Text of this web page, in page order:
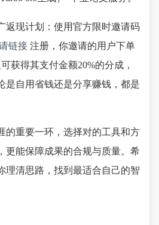
返现计划：使用官方限时邀请码
链接 注册，你邀请的用户下单
获得其支付金额20%的分成，
是自用省钱还是分享赚钱，都是
的重要一环，选择对的工具和方
更能保障成果的合规与质量。希
理清思路，找到最适合自己的智